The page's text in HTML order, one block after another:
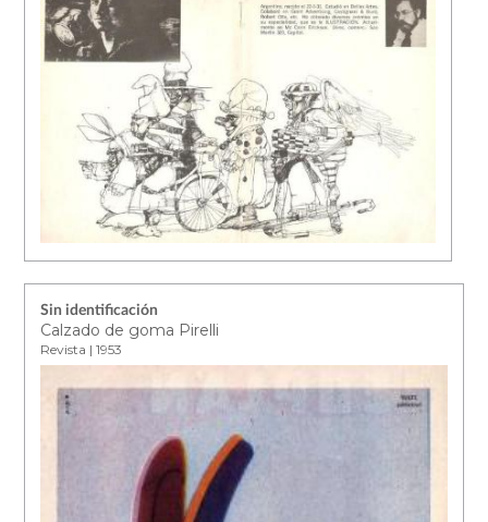
Sin identificación
Calzado de goma Pirelli
Revista | 1953